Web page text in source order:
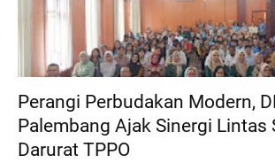
Perangi Perbudakan Modern,
Palembang Ajak Sinergi Lintas
Darurat TPPO